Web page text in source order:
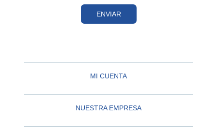
ENVIAR
MI CUENTA
NUESTRA EMPRESA